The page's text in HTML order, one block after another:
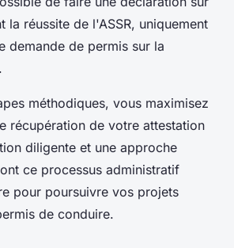
la réussite de l'ASSR, uniquement
demande de permis sur la
méthodiques, vous maximisez
récupération de votre attestation
diligente et une approche
ce processus administratif
pour poursuivre vos projets
de conduire.